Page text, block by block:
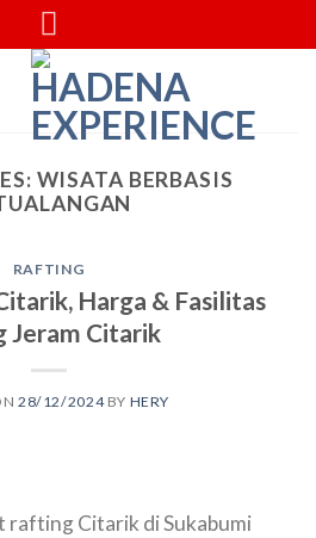
WISATA BERBASIS
RAFTING
Harga & Fasilitas
Jeram Citarik
28/12/2024BY HERY
rafting Citarik di Sukabumi